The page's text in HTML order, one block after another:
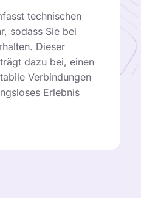
technischen
sodass Sie bei
Dieser
dazu bei, einen
Verbindungen
Erlebnis